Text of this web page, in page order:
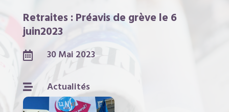
Retraites : Préavis de grève le 6
juin2023
 30 Mai 2023
 Actualités